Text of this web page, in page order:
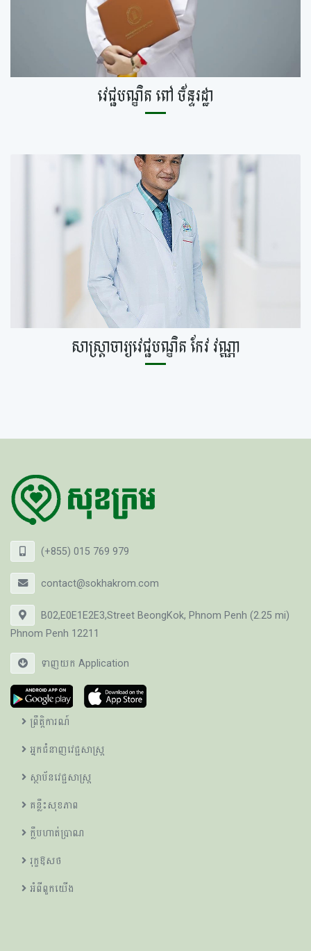
វេជ្ជបណ្ឌិត ពៅ ច័ន្ទរដ្ឋា
សាស្ត្រាចារ្យវេជ្ជបណ្ឌិត កែវ​ វណ្ណា
(+855) 015 769 979
contact@sokhakrom.com
B02,E0E1E2E3,Street BeongKok, Phnom Penh (2.25 mi)
Phnom Penh 12211
ទាញយក Application
ព្រឹត្តិការណ៍
អ្នកជំនាញវេជ្ជសាស្ត្រ
ស្ថាប័នវេជ្ជសាស្ត្រ
គន្លឹះសុខភាព
ក្លឹបហាត់ប្រាណ
រុក្ខឱសថ
អំពីពួកយើង